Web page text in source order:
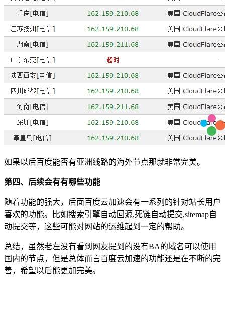
如果以后百度能否有亚洲线路的海外节点那就非常完美。
第四、后续会有有哪些功能
随着功能的强大，后面百度云加速会有一系列的针对站长用户
喜欢的功能。比如搜索引擎自动回源,死链自动提交,sitemap自
动提交等，这些可能对网站的运维起到一定的帮助。
总结，虽然老左没有看到网友提到的没有BA的域名可以使用
国内的节点，但是总体而言百度云加速的功能还是在不断的完
善，希望以后能更加完美。